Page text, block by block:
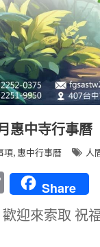
惠中寺行事曆
項, 惠中行事曆 人
C
o
p
Share
迎來索取 祝